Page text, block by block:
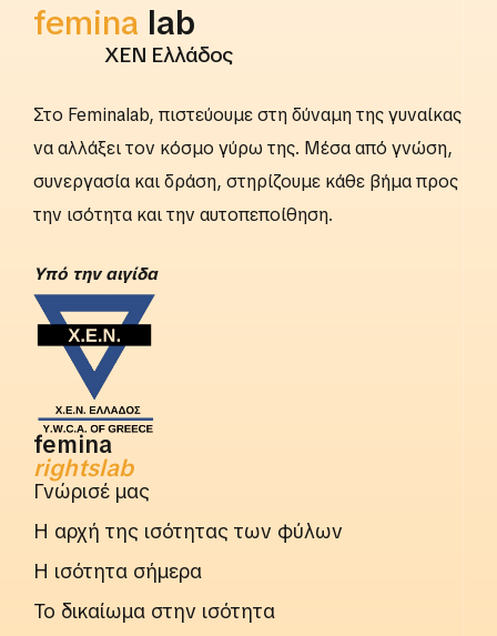
femina lab
ΧΕΝ Ελλάδος
Στο Feminalab, πιστεύουμε στη δύναμη της γυναίκας
να αλλάξει τον κόσμο γύρω της. Μέσα από γνώση,
συνεργασία και δράση, στηρίζουμε κάθε βήμα προς
την ισότητα και την αυτοπεποίθηση.
Yπό την αιγίδα
femina
rightslab
Γνώρισέ μας
Η αρχή της ισότητας των φύλων
Η ισότητα σήμερα
Το δικαίωμα στην ισότητα